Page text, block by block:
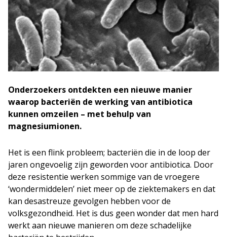
Onderzoekers ontdekten een nieuwe manier
waarop bacteriën de werking van antibiotica
kunnen omzeilen – met behulp van
magnesiumionen.
Het is een flink probleem; bacteriën die in de loop der
jaren ongevoelig zijn geworden voor antibiotica. Door
deze resistentie werken sommige van de vroegere
‘wondermiddelen’ niet meer op de ziektemakers en dat
kan desastreuze gevolgen hebben voor de
volksgezondheid. Het is dus geen wonder dat men hard
werkt aan nieuwe manieren om deze schadelijke